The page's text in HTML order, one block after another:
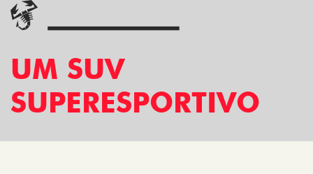
UM SUV
SUPERESPORTIVO